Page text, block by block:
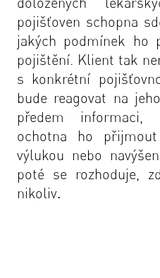
pojišťoven schopna
jakých podmínek ho
pojištění. Klient tak
s konkrétní
bude reagovat na
předem
ochotna ho
výlukou nebo
poté se rozhoduje,
nikoliv.